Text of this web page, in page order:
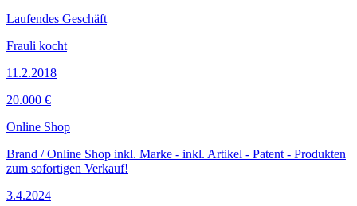
Laufendes Geschäft
Frauli kocht
11.2.2018
20.000 €
Online Shop
Brand / Online Shop inkl. Marke - inkl. Artikel - Patent - Produkten
zum sofortigen Verkauf!
3.4.2024